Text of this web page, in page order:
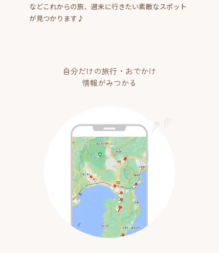
などこれからの旅、週末に行きたい素敵なスポット
が見つかります♪
自分だけの旅行・おでかけ
情報がみつかる